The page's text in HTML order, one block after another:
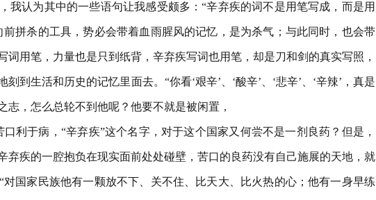
我认为其中的一些语句让我感受颇多：“辛弃疾的词不是用笔写成，而是用
拼杀的工具，势必会带着血雨腥风的记忆，是为杀气；与此同时，也会带
词用笔，力量也是只到纸背，辛弃疾写词也用笔，却是刀和剑的真实写照，
到生活和历史的记忆里面去。“你看‘艰辛’、‘酸辛’、‘悲辛’、‘辛辣’，真是
志，怎么总轮不到他呢？他要不就是被闲置，
利于病，“辛弃疾”这个名字，对于这个国家又何尝不是一剂良药？但是，
弃疾的一腔抱负在现实面前处处碰壁，苦口的良药没有自己施展的天地，就
国家民族他有一颗放不下、关不住、比天大、比火热的心；他有一身早练